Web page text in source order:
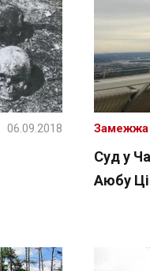
06.09.2018
Суд у
Аюбу
Замежжа